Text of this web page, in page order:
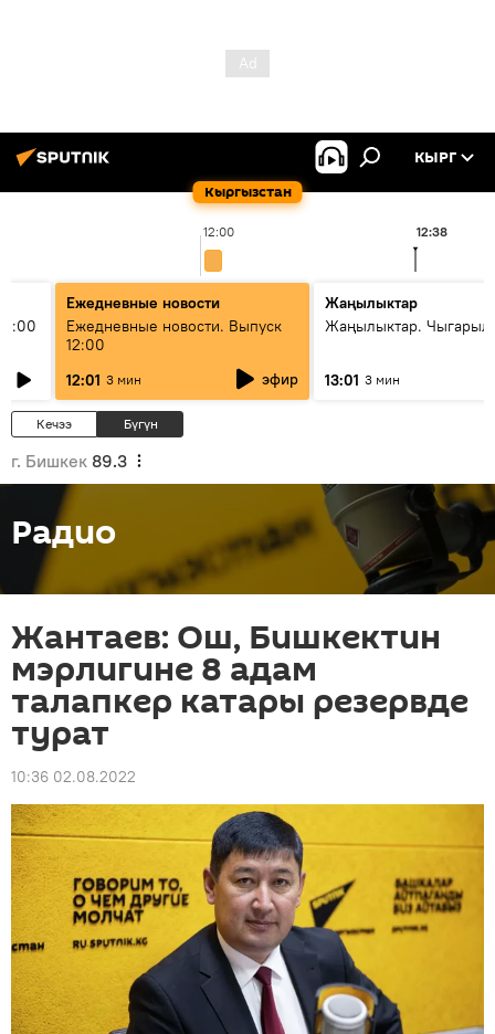
Кыргызстан
КЫРГ
12:00 12:38
Ежедневные новости
Ежедневные новости. Выпуск
12:00
12:01 3 мин эфир
Жаңылыктар
Жаңылыктар.
13:01 3 мин
Кечээ Бүгүн
г. Бишкек 89.3
Радио
Жантаев: Ош, Бишкектин
мэрлигине 8 адам
талапкер катары резервде
турат
10:36 02.08.2022